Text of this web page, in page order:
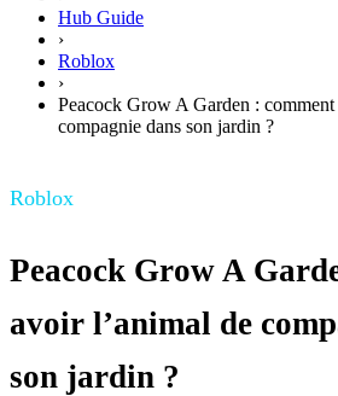
Hub Guide
›
Roblox
›
Peacock Grow A Garden :
compagnie dans son jardin ?
Roblox
Peacock Grow A
avoir l’animal de
son jardin ?